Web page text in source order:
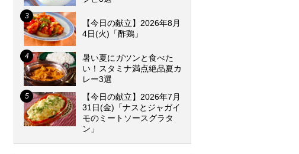
【今日の献立】2026年8月
4日(火)「酢鶏」
暑い夏にガツンと食べた
い！スタミナ満点絶品夏カ
レー3選
【今日の献立】2026年7月
31日(金)「ナスとジャガイ
モのミートソースグラタ
ン」